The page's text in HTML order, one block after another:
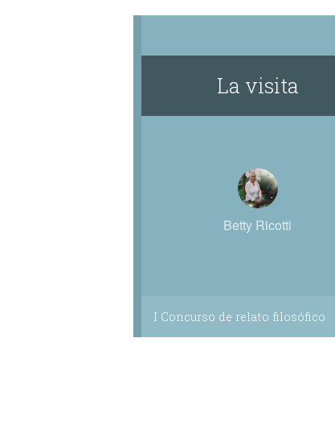
La visita
Betty Ricotti
I Concurso de relato filosófico